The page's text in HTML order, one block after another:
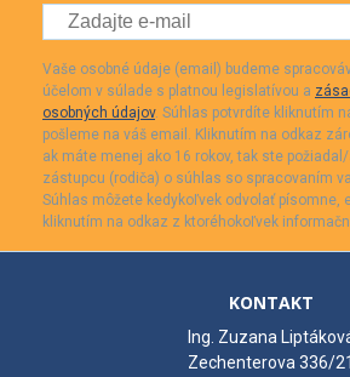
Vaše osobné údaje (email) budeme
účelom v súlade s platnou legislatívou a
osobných údajov. Súhlas potvrdíte kliknutím
pošleme na váš email. Kliknutím na odkaz
ak máte menej ako 16 rokov, tak ste
zástupcu (rodiča) o súhlas so spracovaním
Súhlas môžete kedykoľvek odvolať písomne,
kliknutím na odkaz z ktoréhokoľvek
KONTAKT
Ing. Zuzana
Zechenterova 336/21